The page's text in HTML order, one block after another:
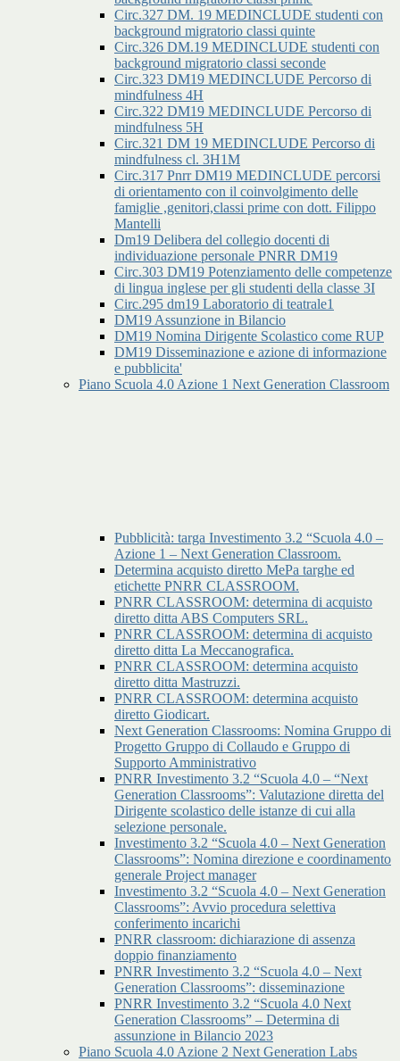
Circ.327 DM. 19 MEDINCLUDE studenti con
background migratorio classi quinte
Circ.326 DM.19 MEDINCLUDE studenti con
background migratorio classi seconde
Circ.323 DM19 MEDINCLUDE Percorso di
mindfulness 4H
Circ.322 DM19 MEDINCLUDE Percorso di
mindfulness 5H
Circ.321 DM 19 MEDINCLUDE Percorso di
mindfulness cl. 3H1M
Circ.317 Pnrr DM19 MEDINCLUDE percorsi
di orientamento con il coinvolgimento delle
famiglie ,genitori,classi prime con dott. Filippo
Mantelli
Dm19 Delibera del collegio docenti di
individuazione personale PNRR DM19
Circ.303 DM19 Potenziamento delle competenze
di lingua inglese per gli studenti della classe 3I
Circ.295 dm19 Laboratorio di teatrale1
DM19 Assunzione in Bilancio
DM19 Nomina Dirigente Scolastico come RUP
DM19 Disseminazione e azione di informazione
e pubblicita'
Piano Scuola 4.0 Azione 1 Next Generation Classroom
Pubblicità: targa Investimento 3.2 “Scuola 4.0 –
Azione 1 – Next Generation Classroom.
Determina acquisto diretto MePa targhe ed
etichette PNRR CLASSROOM.
PNRR CLASSROOM: determina di acquisto
diretto ditta ABS Computers SRL.
PNRR CLASSROOM: determina di acquisto
diretto ditta La Meccanografica.
PNRR CLASSROOM: determina acquisto
diretto ditta Mastruzzi.
PNRR CLASSROOM: determina acquisto
diretto Giodicart.
Next Generation Classrooms: Nomina Gruppo di
Progetto Gruppo di Collaudo e Gruppo di
Supporto Amministrativo
PNRR Investimento 3.2 “Scuola 4.0 – “Next
Generation Classrooms”: Valutazione diretta del
Dirigente scolastico delle istanze di cui alla
selezione personale.
Investimento 3.2 “Scuola 4.0 – Next Generation
Classrooms”: Nomina direzione e coordinamento
generale Project manager
Investimento 3.2 “Scuola 4.0 – Next Generation
Classrooms”: Avvio procedura selettiva
conferimento incarichi
PNRR classroom: dichiarazione di assenza
doppio finanziamento
PNRR Investimento 3.2 “Scuola 4.0 – Next
Generation Classrooms”: disseminazione
PNRR Investimento 3.2 “Scuola 4.0 Next
Generation Classrooms” – Determina di
assunzione in Bilancio 2023
Piano Scuola 4.0 Azione 2 Next Generation Labs